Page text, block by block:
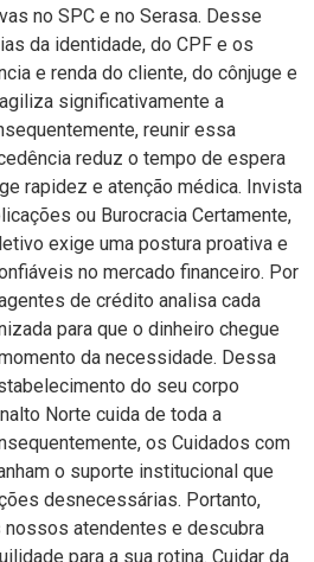
no SPC e no Serasa. Desse
da identidade, do CPF e os
e renda do cliente, do cônjuge e
significativamente a
reunir essa
reduz o tempo de espera
rapidez e atenção médica. Invista
ou Burocracia Certamente,
exige uma postura proativa e
no mercado financeiro. Por
de crédito analisa cada
para que o dinheiro chegue
da necessidade. Dessa
do seu corpo
Norte cuida de toda a
os Cuidados com
o suporte institucional que
desnecessárias. Portanto,
atendentes e descubra
para a sua rotina. Cuidar da